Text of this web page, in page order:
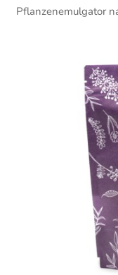
Pflanzenemulgator